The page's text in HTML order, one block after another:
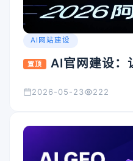
AI网站建设
置顶
AI官网建设：
2026-05-23 222